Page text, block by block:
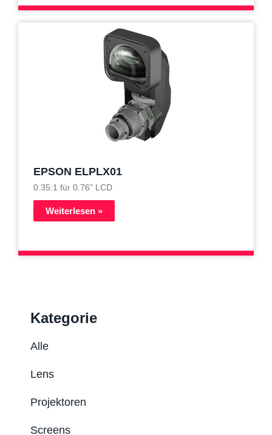
Kategorie
Alle
Lens
Projektoren
Screens
EPSON ELPLX01
0.35:1 für 0.76" LCD
Weiterlesen »